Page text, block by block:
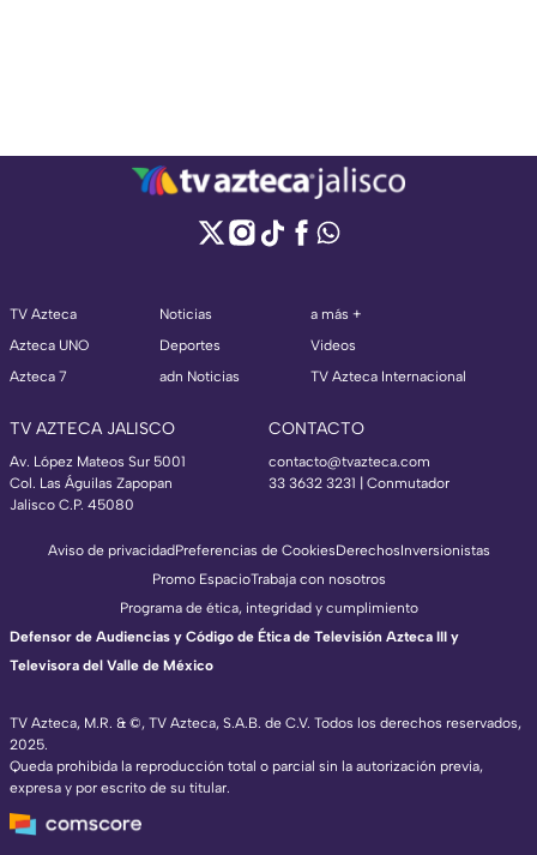
TV Azteca
Azteca UNO
Azteca 7
Noticias
Deportes
adn Noticias
a más +
Videos
TV Azteca Internacional
TV AZTECA JALISCO
Av. López Mateos Sur 5001
Col. Las Águilas Zapopan
Jalisco C.P. 45080
CONTACTO
contacto@tvazteca.com
33 3632 3231 | Conmutador
TV Azteca, M.R. & ©, TV Azteca, S.A.B. de C.V. Todos los derechos reservados,
2025.
Queda prohibida la reproducción total o parcial sin la autorización previa,
expresa y por escrito de su titular.
Aviso de privacidadPreferencias de CookiesDerechosInversionistas
Promo EspacioTrabaja con nosotros
Programa de ética, integridad y cumplimiento
Defensor de Audiencias y Código de Ética de Televisión Azteca III y
Televisora del Valle de México